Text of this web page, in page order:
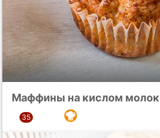
Маффины на кислом